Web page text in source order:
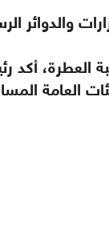
العطرة، أكد
العامة